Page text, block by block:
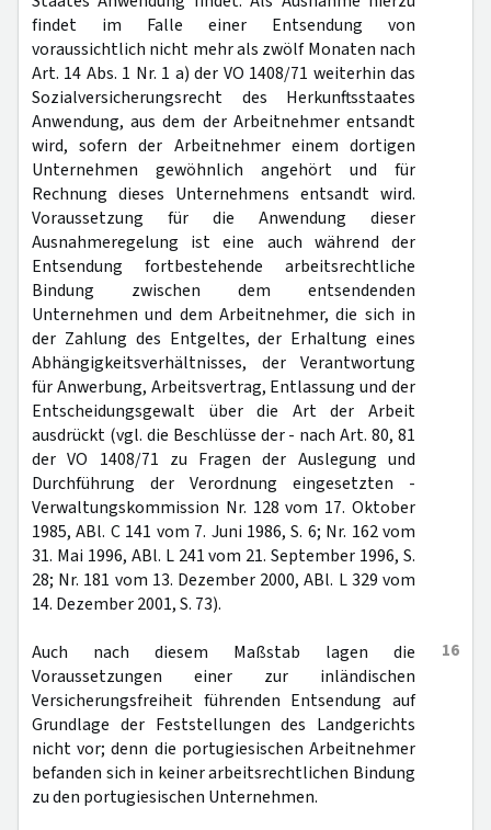
findet im Falle einer Entsendung von
voraussichtlich nicht mehr als zwölf Monaten nach
Art. 14 Abs. 1 Nr. 1 a) der VO 1408/71 weiterhin das
Sozialversicherungsrecht des Herkunftsstaates
Anwendung, aus dem der Arbeitnehmer entsandt
wird, sofern der Arbeitnehmer einem dortigen
Unternehmen gewöhnlich angehört und für
Rechnung dieses Unternehmens entsandt wird.
Voraussetzung für die Anwendung dieser
Ausnahmeregelung ist eine auch während der
Entsendung fortbestehende arbeitsrechtliche
Bindung zwischen dem entsendenden
Unternehmen und dem Arbeitnehmer, die sich in
der Zahlung des Entgeltes, der Erhaltung eines
Abhängigkeitsverhältnisses, der Verantwortung
für Anwerbung, Arbeitsvertrag, Entlassung und der
Entscheidungsgewalt über die Art der Arbeit
ausdrückt (vgl. die Beschlüsse der - nach Art. 80, 81
der VO 1408/71 zu Fragen der Auslegung und
Durchführung der Verordnung eingesetzten -
Verwaltungskommission Nr. 128 vom 17. Oktober
1985, ABl. C 141 vom 7. Juni 1986, S. 6; Nr. 162 vom
31. Mai 1996, ABl. L 241 vom 21. September 1996, S.
28; Nr. 181 vom 13. Dezember 2000, ABl. L 329 vom
14. Dezember 2001, S. 73).
16
Auch nach diesem Maßstab lagen die
Voraussetzungen einer zur inländischen
Versicherungsfreiheit führenden Entsendung auf
Grundlage der Feststellungen des Landgerichts
nicht vor; denn die portugiesischen Arbeitnehmer
befanden sich in keiner arbeitsrechtlichen Bindung
zu den portugiesischen Unternehmen.